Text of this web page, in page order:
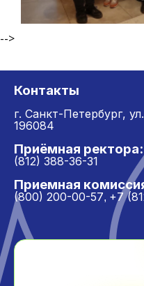
-->
Контакты
г. Санкт-Петербург,
196084
Приёмная ректора:
(812) 388-36-31
Приемная
(800) 200-00-57, +7